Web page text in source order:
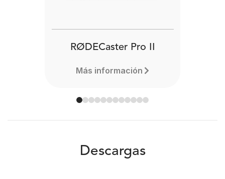
RØDECaster Pro II
Más información
Descargas